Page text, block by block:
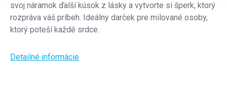
svoj náramok ďalší kúsok z lásky a vytvorte si šperk, ktorý
rozpráva váš príbeh. Ideálny darček pre milované osoby,
ktorý poteší každé srdce.
Detailné informácie